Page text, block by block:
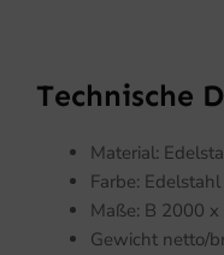
Technische
Material:
Farbe:
Maße: B 2000
Gewicht netto/